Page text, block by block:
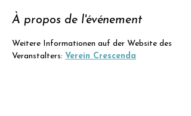
À propos de l'événement
Weitere Informationen auf der Website des
Veranstalters: Verein Crescenda